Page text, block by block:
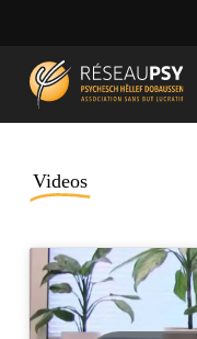
main
content
Videos